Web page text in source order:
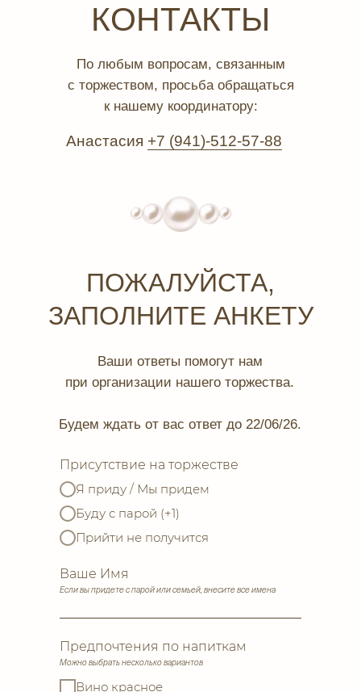
ПОЖАЛУЙСТА,
ЗАПОЛНИТЕ АНКЕТУ
КОНТАКТЫ
Анастасия +7 (941)-512-57-88
Ваши ответы помогут нам
при организации нашего торжества.
Будем ждать от вас ответ до 22/06/26.
По любым вопросам, связанным
с торжеством, просьба обращаться
к нашему координатору:
Присутствие на торжестве
Я приду / Мы придем
Буду с парой (+1)
Прийти не получится
Ваше Имя
Если вы придете с парой или семьей, внесите все имена
Предпочтения по напиткам
Можно выбрать несколько вариантов
Вино красное